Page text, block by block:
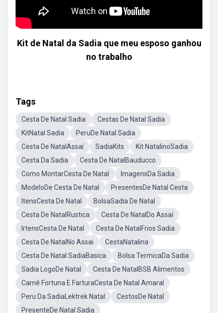
Kit de Natal da Sadia que meu esposo ganhou
no trabalho
Tags
Cesta De Natal Sadia
Cestas De Natal Sadia
KitNatal Sadia
PeruDe Natal Sadia
Cesta De NatalAssaí
SadiaKits
Kit NatalinoSadia
Cesta Da Sadia
Cesta De NatalBauducco
Como MontarCesta De Natal
ImagensDa Sadia
ModeloDe Cesta De Natal
PresentesDe Natal Cesta
ItensCesta De Natal
BolsaSadia De Natal
Cesta De NatalRustica
Cesta De NatalDo Assaí
IrtensCesta De Natal
Cesta De NatalFrios Sadia
Cesta De NatalNo Assai
CestaNatalina
Cesta De Natal SadiaBasica
Bolsa TermicaDa Sadia
Sadia LogoDe Natal
Cesta De NatalBSB Alimentos
Carnê Fortuna E FarturaCesta De Natal Amaral
Peru Da SadiaLektrek Natal
CestosDe Natal
PresenteDe Natal Sadia